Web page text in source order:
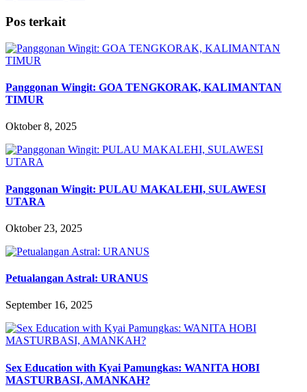
Pos terkait
Panggonan Wingit: GOA TENGKORAK, KALIMANTAN
TIMUR
Oktober 8, 2025
Panggonan Wingit: PULAU MAKALEHI, SULAWESI
UTARA
Oktober 23, 2025
Petualangan Astral: URANUS
September 16, 2025
Sex Education with Kyai Pamungkas: WANITA HOBI
MASTURBASI, AMANKAH?